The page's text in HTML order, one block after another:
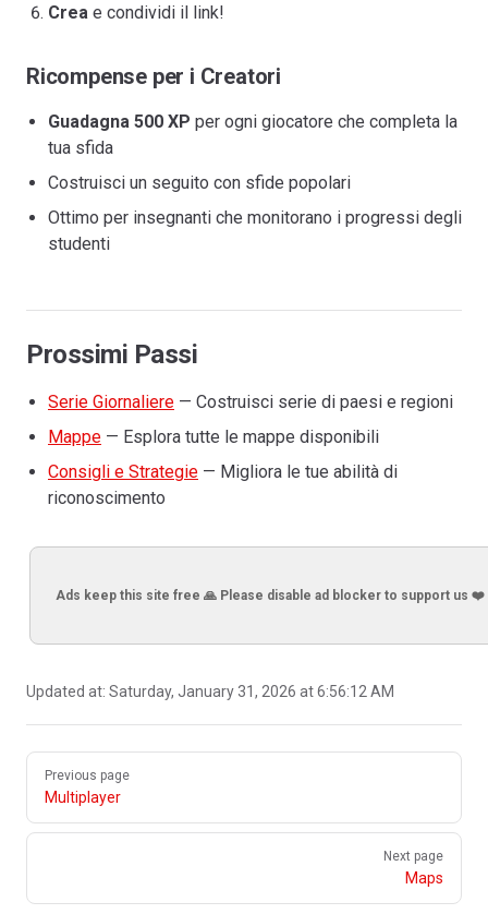
Crea e condividi il link!
Ricompense per i Creatori
Guadagna 500 XP per ogni giocatore che completa la
tua sfida
Costruisci un seguito con sfide popolari
Ottimo per insegnanti che monitorano i progressi degli
studenti
Prossimi Passi
Serie Giornaliere — Costruisci serie di paesi e regioni
Mappe — Esplora tutte le mappe disponibili
Consigli e Strategie — Migliora le tue abilità di
riconoscimento
Ads keep this site free 🙏 Please disable ad blocker to support us ❤️
Updated at: Saturday, January 31, 2026 at 6:56:12 AM
Pager
Previous page
Multiplayer
Next page
Maps